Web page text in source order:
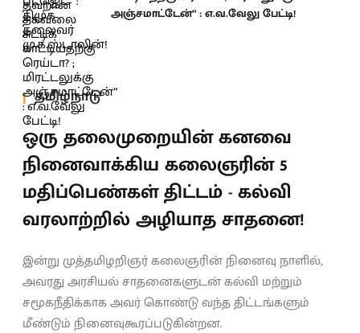
அஞ்சமாட்டேன்” : எ.வ.வேலு பேட்டி!
தமிழ்நாடு
ஒரு தலைமுறையின் கனவை
நினைவாக்கிய கலைஞரின் 5
மதிப்பெண்கள் திட்டம் - கல்வி
வரலாற்றில் அழியாத சாதனை!
இன்று முத்தமிழறிஞர் கலைஞரின் நினைவு நாளில்,
அவரது அரசியல் சாதனைகளுடன் கல்வி மற்றும்
சமூகநீதிக்காக அவர் கொண்டு வந்த திட்டங்களும்
மீண்டும் நினைவுகூரப்படுகின்றன.